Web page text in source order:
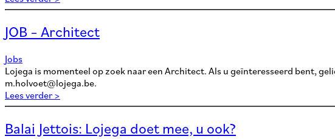
JOB – Architect
Jobs
Lojega is momenteel op zoek naar een Architect. Als u geïnteresseerd bent,
m.holvoet@lojega.be.
Lees verder >
Balai Jettois: Lojega doet mee, u ook?